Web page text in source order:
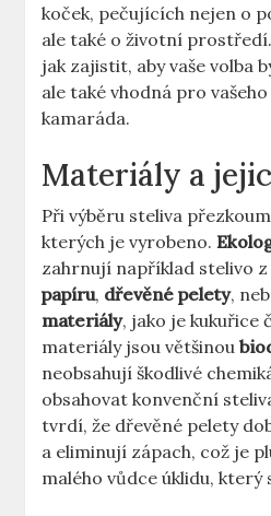
koček, pečujících nejen o
ale také o životní
jak zajistit, aby vaše volba
ale také vhodná pro
kamaráda.
Materiály a
Při výběru steliva
kterých je vyrobeno.
zahrnují například stelivo z
papíru, dřevěné pelety,
materiály, jako je kukuřice
materiály jsou většinou
neobsahují škodlivé
obsahovat konvenční
tvrdí, že dřevěné pelety
a eliminují zápach, což je
malého vůdce úklidu,